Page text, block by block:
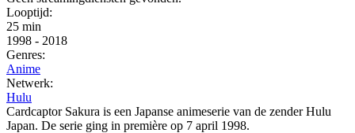
Looptijd:
25 min
1998 - 2018
Genres:
Anime
Netwerk:
Hulu
Cardcaptor Sakura is een Japanse animeserie van de zender Hulu
Japan. De serie ging in première op 7 april 1998.